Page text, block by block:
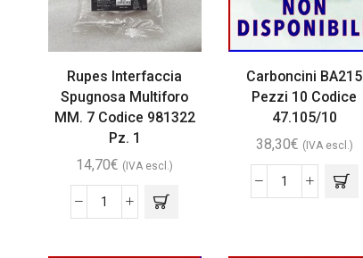
Rupes Interfaccia
Spugnosa Multiforo
MM. 7 Codice 981322
Pz. 1
14,70€ (IVA escl.)
Carboncini BA215
Pezzi 10 Codice
47.105/10
38,30€ (IVA escl.)